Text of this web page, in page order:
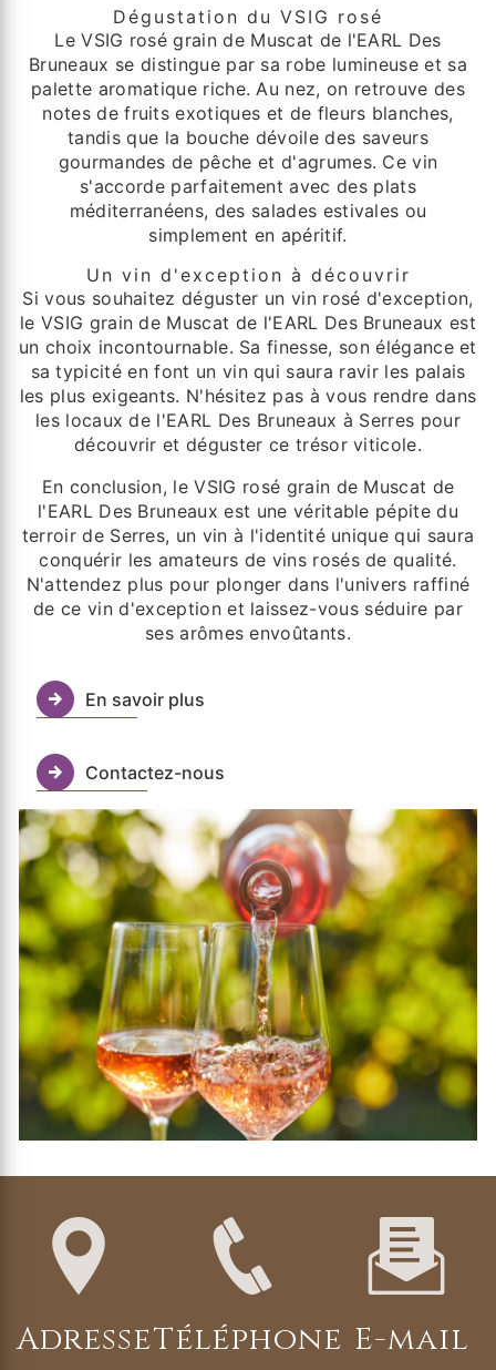
Dégustation du VSIG rosé
Le VSIG rosé grain de Muscat de l'EARL Des
Bruneaux se distingue par sa robe lumineuse et sa
palette aromatique riche. Au nez, on retrouve des
notes de fruits exotiques et de fleurs blanches,
tandis que la bouche dévoile des saveurs
gourmandes de pêche et d'agrumes. Ce vin
s'accorde parfaitement avec des plats
méditerranéens, des salades estivales ou
simplement en apéritif.
Un vin d'exception à découvrir
Si vous souhaitez déguster un vin rosé d'exception,
le VSIG grain de Muscat de l'EARL Des Bruneaux est
un choix incontournable. Sa finesse, son élégance et
sa typicité en font un vin qui saura ravir les palais
les plus exigeants. N'hésitez pas à vous rendre dans
les locaux de l'EARL Des Bruneaux à Serres pour
découvrir et déguster ce trésor viticole.
En conclusion, le VSIG rosé grain de Muscat de
l'EARL Des Bruneaux est une véritable pépite du
terroir de Serres, un vin à l'identité unique qui saura
conquérir les amateurs de vins rosés de qualité.
N'attendez plus pour plonger dans l'univers raffiné
de ce vin d'exception et laissez-vous séduire par
ses arômes envoûtants.
En savoir plus
Contactez-nous
AdresseTéléphone E-mail